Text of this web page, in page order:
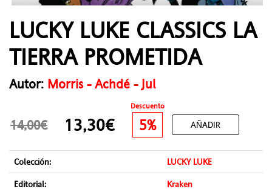
LUCKY LUKE CLASSICS LA
TIERRA PROMETIDA
Autor: Morris - Achdé - Jul
Descuento
14,00€ 13,30€ 5% AÑADIR
Colección:
LUCKY LUKE
Editorial:
Kraken